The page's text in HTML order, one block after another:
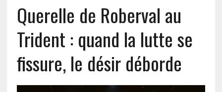
Querelle de Roberval au
Trident : quand la lutte se
fissure, le désir déborde